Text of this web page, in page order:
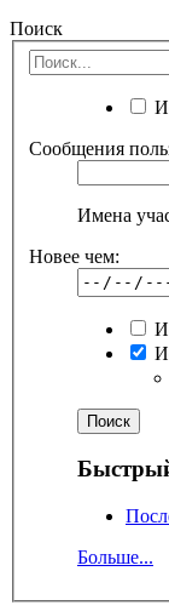
Поиск
Сообщения
Имена
Новее чем:
Больше...